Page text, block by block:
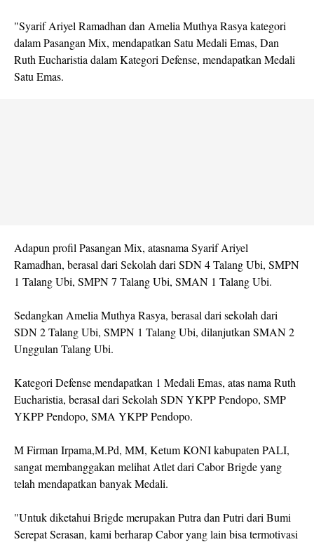
"Syarif Ariyel Ramadhan dan Amelia Muthya Rasya kategori
dalam Pasangan Mix, mendapatkan Satu Medali Emas, Dan
Ruth Eucharistia dalam Kategori Defense, mendapatkan Medali
Satu Emas.
Adapun profil Pasangan Mix, atasnama Syarif Ariyel
Ramadhan, berasal dari Sekolah dari SDN 4 Talang Ubi, SMPN
1 Talang Ubi, SMPN 7 Talang Ubi, SMAN 1 Talang Ubi.
Sedangkan Amelia Muthya Rasya, berasal dari sekolah dari
SDN 2 Talang Ubi, SMPN 1 Talang Ubi, dilanjutkan SMAN 2
Unggulan Talang Ubi.
Kategori Defense mendapatkan 1 Medali Emas, atas nama Ruth
Eucharistia, berasal dari Sekolah SDN YKPP Pendopo, SMP
YKPP Pendopo, SMA YKPP Pendopo.
M Firman Irpama,M.Pd, MM, Ketum KONI kabupaten PALI,
sangat membanggakan melihat Atlet dari Cabor Brigde yang
telah mendapatkan banyak Medali.
"Untuk diketahui Brigde merupakan Putra dan Putri dari Bumi
Serepat Serasan, kami berharap Cabor yang lain bisa termotivasi